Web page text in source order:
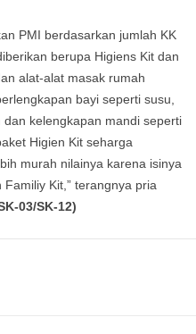
PMI berdasarkan jumlah KK
berupa Higiens Kit dan
alat-alat masak rumah
bayi seperti susu,
kelengkapan mandi seperti
Higien Kit seharga
murah nilainya karena isinya
Kit,” terangnya pria
03/SK-12)